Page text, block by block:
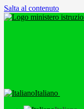
Salta al contenuto
Italiano